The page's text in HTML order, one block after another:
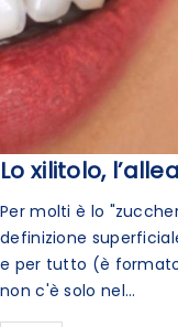
Lo xilitolo,
Per molti è lo
definizione
e per tutto (è
non c'è solo nel...